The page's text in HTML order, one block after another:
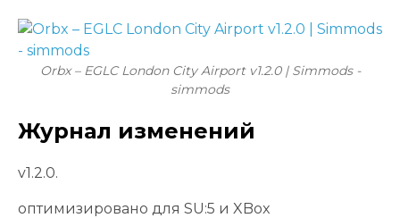
Orbx – EGLC London City Airport v1.2.0 | Simmods -
simmods
Журнал изменений
v1.2.0.
оптимизировано для SU:5 и XBox